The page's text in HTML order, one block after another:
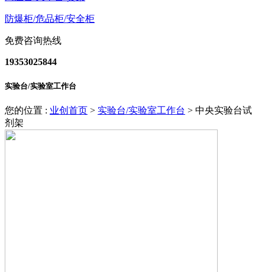
防爆柜/危品柜/安全柜
免费咨询热线
19353025844
实验台/实验室工作台
您的位置 : 业创首页 > 实验台/实验室工作台 > 中央实验台试
剂架